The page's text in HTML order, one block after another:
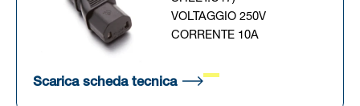
VOLTAGGIO 250V
CORRENTE 10A
Scarica scheda tecnica (Si apre in una nuova